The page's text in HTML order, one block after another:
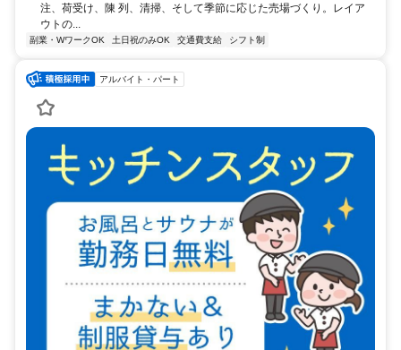
注、荷受け、陳 列、清掃、そして季節に応じた売場づくり。レイア
ウトの...
副業・WワークOK 土日祝のみOK 交通費支給 シフト制
アルバイト・パート